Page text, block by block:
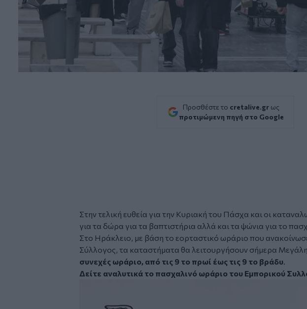
Προσθέστε το cretalive.gr ως
προτιμώμενη πηγή στο Google
Στην τελική ευθεία για την Κυριακή του Πάσχα και οι
για τα δώρα για τα βαπτιστήρια αλλά και τα ψώνια για το
Στο Ηράκλειο, με βάση το εορταστικό ωράριο που
Σύλλογος, τα καταστήματα θα λειτουργήσουν σήμερα
συνεχές ωράριο, από τις 9 το πρωί έως τις 9 το βράδυ.
Δείτε αναλυτικά το πασχαλινό ωράριο του Εμπορικού